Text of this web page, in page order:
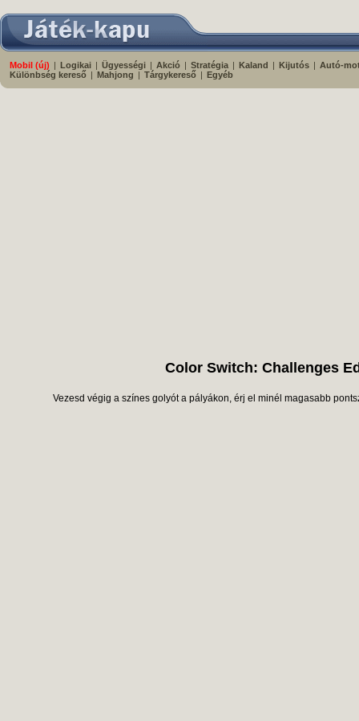
Mobil (új) | Logikai | Ügyességi | Akció | Stratégia | Kaland | Kijutós | Autó-
Különbség kereső | Mahjong | Tárgykereső | Egyéb
Color Switch: Challenges
Vezesd végig a színes golyót a pályákon, érj el minél magasabb